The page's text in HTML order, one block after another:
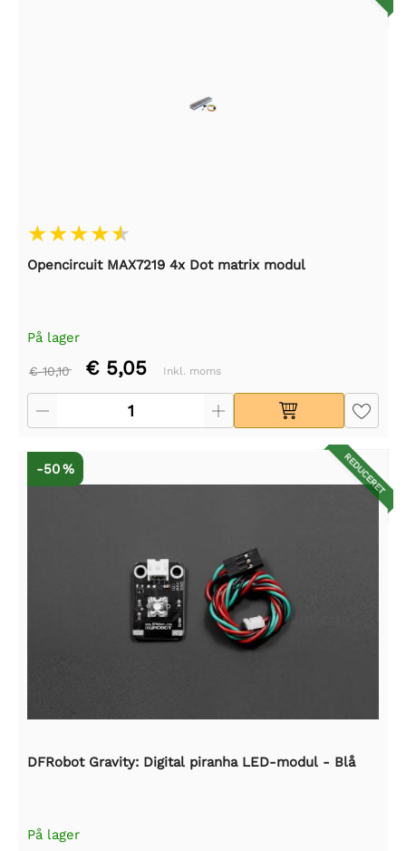
Opencircuit MAX7219 4x Dot matrix modul
På lager
€ 10,10 € 5,05 Inkl. moms
REDUCERET
-50 %
DFRobot Gravity: Digital piranha LED-modul - Blå
På lager